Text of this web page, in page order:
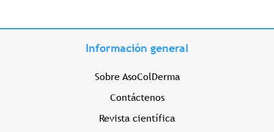
Información general
Sobre AsoColDerma
Contáctenos
Revista científica